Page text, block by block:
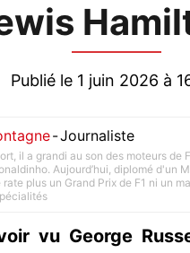
Publié le 1 juin 2026 à
-Journaliste
il a grandi au son des moteurs de
Aujourd’hui, diplomé d'un
plus un Grand Prix de F1 ni un
vu George